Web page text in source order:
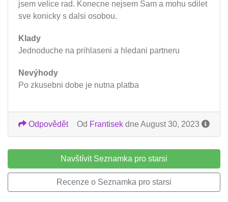
jsem velice rad. Konecne nejsem Sam a mohu sdilet
sve konicky s dalsi osobou.
Klady
Jednoduche na prihlaseni a hledani partneru
Nevýhody
Po zkusebni dobe je nutna platba
Od Frantisek dne August 30, 2023
Odpovědět
Navštívit Seznamka pro starsi
Recenze o Seznamka pro starsi